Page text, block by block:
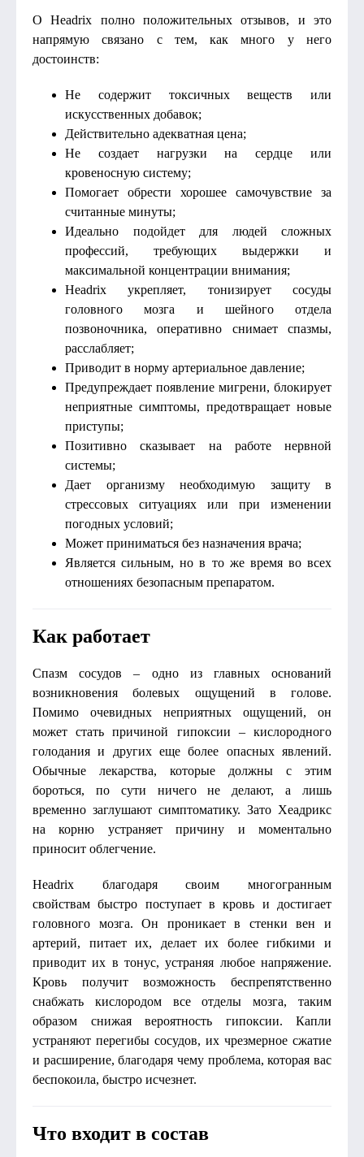
О Headrix полно положительных отзывов, и это
напрямую связано с тем, как много у него
достоинств:
Не содержит токсичных веществ или
искусственных добавок;
Действительно адекватная цена;
Не создает нагрузки на сердце или
кровеносную систему;
Помогает обрести хорошее самочувствие за
считанные минуты;
Идеально подойдет для людей сложных
профессий, требующих выдержки и
максимальной концентрации внимания;
Headrix укрепляет, тонизирует сосуды
головного мозга и шейного отдела
позвоночника, оперативно снимает спазмы,
расслабляет;
Приводит в норму артериальное давление;
Предупреждает появление мигрени, блокирует
неприятные симптомы, предотвращает новые
приступы;
Позитивно сказывает на работе нервной
системы;
Дает организму необходимую защиту в
стрессовых ситуациях или при изменении
погодных условий;
Может приниматься без назначения врача;
Является сильным, но в то же время во всех
отношениях безопасным препаратом.
Как работает
Спазм сосудов – одно из главных оснований
возникновения болевых ощущений в голове.
Помимо очевидных неприятных ощущений, он
может стать причиной гипоксии – кислородного
голодания и других еще более опасных явлений.
Обычные лекарства, которые должны с этим
бороться, по сути ничего не делают, а лишь
временно заглушают симптоматику. Зато Хеадрикс
на корню устраняет причину и моментально
приносит облегчение.
Headrix благодаря своим многогранным
свойствам быстро поступает в кровь и достигает
головного мозга. Он проникает в стенки вен и
артерий, питает их, делает их более гибкими и
приводит их в тонус, устраняя любое напряжение.
Кровь получит возможность беспрепятственно
снабжать кислородом все отделы мозга, таким
образом снижая вероятность гипоксии. Капли
устраняют перегибы сосудов, их чрезмерное сжатие
и расширение, благодаря чему проблема, которая вас
беспокоила, быстро исчезнет.
Что входит в состав